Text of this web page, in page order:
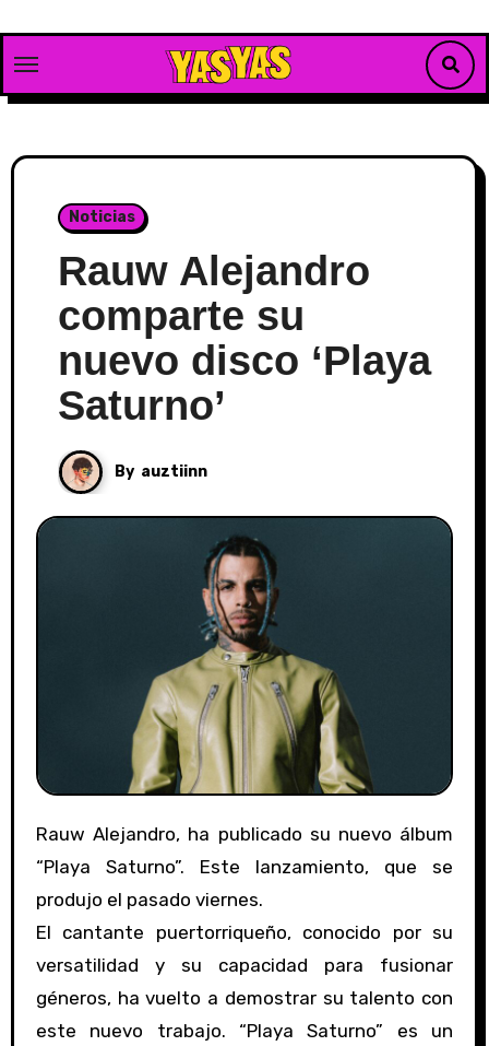
content
Noticias
Rauw Alejandro
comparte su
nuevo disco ‘Playa
Saturno’
By auztiinn
Rauw Alejandro, ha publicado su nuevo álbum
“Playa Saturno”. Este lanzamiento, que se
produjo el pasado viernes.
El cantante puertorriqueño, conocido por su
versatilidad y su capacidad para fusionar
géneros, ha vuelto a demostrar su talento con
este nuevo trabajo. “Playa Saturno” es un